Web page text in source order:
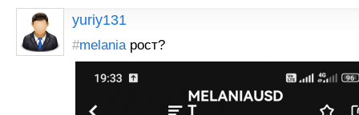
yuriy131
#melaniaрост?